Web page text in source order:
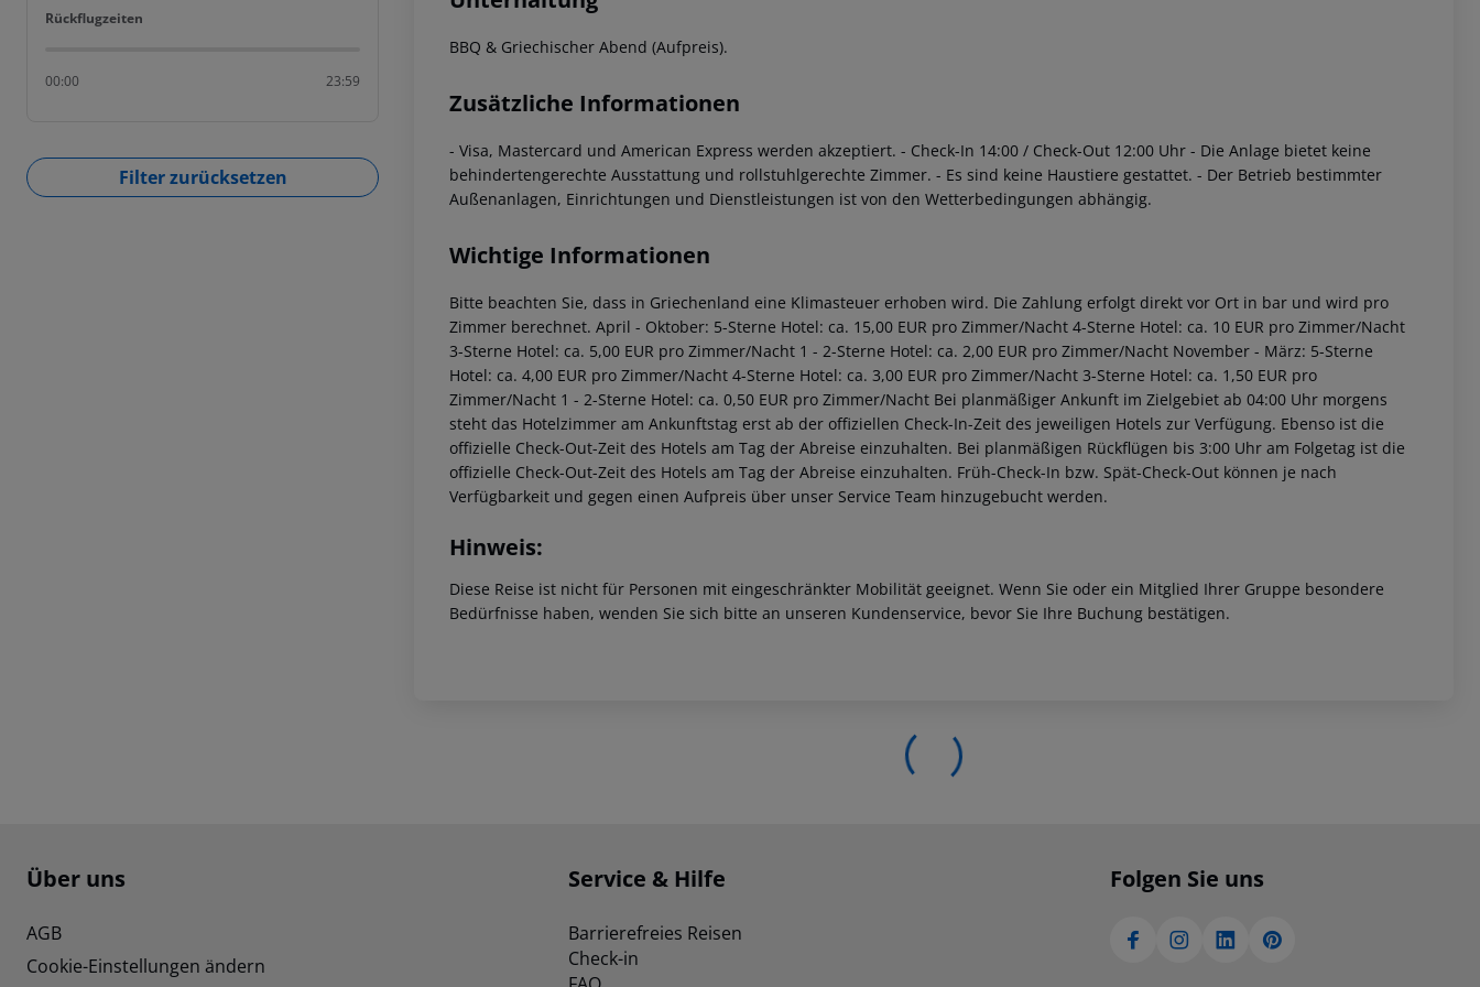
Rückflugzeiten
Rückflugzeiten
00:00 23:59
Filter zurücksetzen
BBQ & Griechischer Abend (Aufpreis).
Zusätzliche Informationen
- Visa, Mastercard und American Express werden akzeptiert. - Check-In 14:00 / Check-Out 12:00 Uhr - Die Anlage bietet keine
behindertengerechte Ausstattung und rollstuhlgerechte Zimmer. - Es sind keine Haustiere gestattet. - Der Betrieb bestimmter
Außenanlagen, Einrichtungen und Dienstleistungen ist von den Wetterbedingungen abhängig.
Wichtige Informationen
Bitte beachten Sie, dass in Griechenland eine Klimasteuer erhoben wird. Die Zahlung erfolgt direkt vor Ort in bar und wird pro
Zimmer berechnet. April - Oktober: 5-Sterne Hotel: ca. 15,00 EUR pro Zimmer/Nacht 4-Sterne Hotel: ca. 10 EUR pro Zimmer/Nacht
3-Sterne Hotel: ca. 5,00 EUR pro Zimmer/Nacht 1 - 2-Sterne Hotel: ca. 2,00 EUR pro Zimmer/Nacht November - März: 5-Sterne
Hotel: ca. 4,00 EUR pro Zimmer/Nacht 4-Sterne Hotel: ca. 3,00 EUR pro Zimmer/Nacht 3-Sterne Hotel: ca. 1,50 EUR pro
Zimmer/Nacht 1 - 2-Sterne Hotel: ca. 0,50 EUR pro Zimmer/Nacht Bei planmäßiger Ankunft im Zielgebiet ab 04:00 Uhr morgens
steht das Hotelzimmer am Ankunftstag erst ab der offiziellen Check-In-Zeit des jeweiligen Hotels zur Verfügung. Ebenso ist die
offizielle Check-Out-Zeit des Hotels am Tag der Abreise einzuhalten. Bei planmäßigen Rückflügen bis 3:00 Uhr am Folgetag ist die
offizielle Check-Out-Zeit des Hotels am Tag der Abreise einzuhalten. Früh-Check-In bzw. Spät-Check-Out können je nach
Verfügbarkeit und gegen einen Aufpreis über unser Service Team hinzugebucht werden.
Hinweis:
Diese Reise ist nicht für Personen mit eingeschränkter Mobilität geeignet. Wenn Sie oder ein Mitglied Ihrer Gruppe besondere
Bedürfnisse haben, wenden Sie sich bitte an unseren Kundenservice, bevor Sie Ihre Buchung bestätigen.
Footer navigation
Über uns
AGB
Cookie-Einstellungen ändern
Service & Hilfe
Barrierefreies Reisen
Check-in
Folgen Sie uns